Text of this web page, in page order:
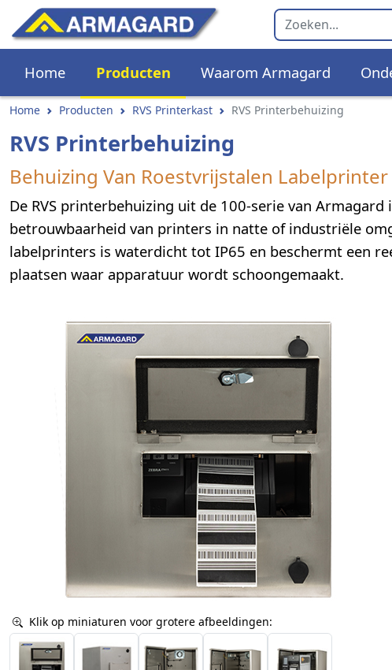
Home Producten Waarom Armagard
Home Producten RVS Printerkast RVS Printerbehuizing
RVS Printerbehuizing
Behuizing Van Roestvrijstalen
De RVS printerbehuizing uit de 100-serie van
betrouwbaarheid van printers in natte of industriële
labelprinters is waterdicht tot IP65 en beschermt een
plaatsen waar apparatuur wordt schoongemaakt.
Klik op miniaturen voor grotere afbeeldingen: